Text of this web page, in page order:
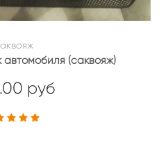
(саквояж)
руб